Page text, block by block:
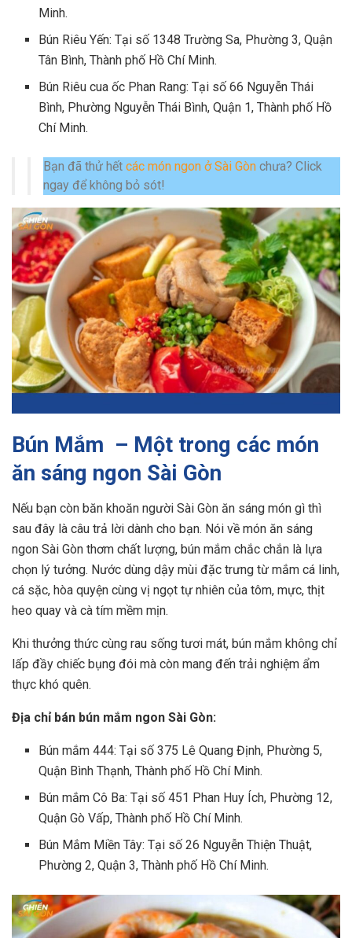
Minh.
Bún Riêu Yến: Tại số 1348 Trường Sa, Phường 3, Quận
Tân Bình, Thành phố Hồ Chí Minh.
Bún Riêu cua ốc Phan Rang: Tại số 66 Nguyễn Thái
Bình, Phường Nguyễn Thái Bình, Quận 1, Thành phố Hồ
Chí Minh.
Bạn đã thử hết các món ngon ở Sài Gòn chưa? Click
ngay để không bỏ sót!
Bún Mắm – Một trong các món
ăn sáng ngon Sài Gòn
Nếu bạn còn băn khoăn người Sài Gòn ăn sáng món gì thì
sau đây là câu trả lời dành cho bạn. Nói về món ăn sáng
ngon Sài Gòn thơm chất lượng, bún mắm chắc chắn là lựa
chọn lý tưởng. Nước dùng dậy mùi đặc trưng từ mắm cá linh,
cá sặc, hòa quyện cùng vị ngọt tự nhiên của tôm, mực, thịt
heo quay và cà tím mềm mịn.
Khi thưởng thức cùng rau sống tươi mát, bún mắm không chỉ
lấp đầy chiếc bụng đói mà còn mang đến trải nghiệm ẩm
thực khó quên.
Địa chỉ bán bún mắm ngon Sài Gòn:
Bún mắm 444: Tại số 375 Lê Quang Định, Phường 5,
Quận Bình Thạnh, Thành phố Hồ Chí Minh.
Bún mắm Cô Ba: Tại số 451 Phan Huy Ích, Phường 12,
Quận Gò Vấp, Thành phố Hồ Chí Minh.
Bún Mắm Miền Tây: Tại số 26 Nguyễn Thiện Thuật,
Phường 2, Quận 3, Thành phố Hồ Chí Minh.